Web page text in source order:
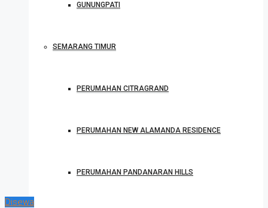
GUNUNGPATI
SEMARANG TIMUR
PERUMAHAN CITRAGRAND
PERUMAHAN NEW ALAMANDA RESIDENCE
PERUMAHAN PANDANARAN HILLS
Disewa